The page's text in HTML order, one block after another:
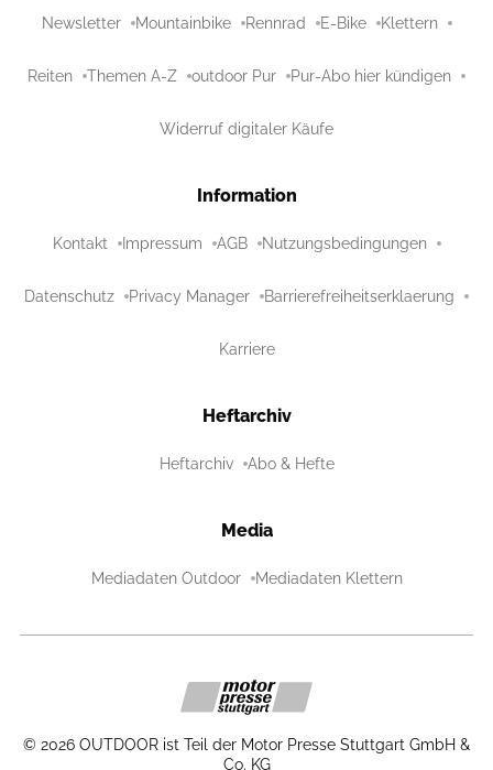
Newsletter Mountainbike Rennrad E-Bike Klettern
Reiten Themen A-Z outdoor Pur Pur-Abo hier kündigen
Widerruf digitaler Käufe
Information
Kontakt Impressum AGB Nutzungsbedingungen
Datenschutz Privacy Manager Barrierefreiheitserklaerung
Karriere
Heftarchiv
Heftarchiv Abo & Hefte
Media
Mediadaten Outdoor Mediadaten Klettern
© 2026 OUTDOOR ist Teil der Motor Presse Stuttgart GmbH &
Co. KG